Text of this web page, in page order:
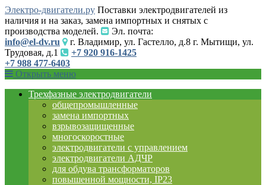
Электро-двигатели.ру Поставки электродвигателей из
наличия и на заказ, замена импортных и снятых с
производства моделей.
Эл. почта:
info@el-dv.ru
г. Владимир, ул. Гастелло, д.8 г. Мытищи, ул.
Трудовая, д.1
+7 920 916-1425
+7 988 477-6403
Открыть меню
Трехфазные электродвигатели
общепромышленные
замена импортных
взрывозащищенные
многоскоростные
электродвигатели с управлением
электродвигатели АДЧР
для обдува трансформаторов
повышенной мощности, IP23